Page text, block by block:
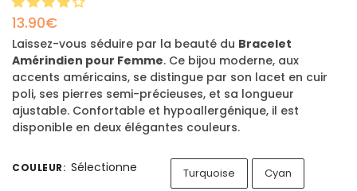
13.90€
Laissez-vous séduire par la beauté du Bracelet
Amérindien pour Femme. Ce bijou moderne, aux
accents américains, se distingue par son lacet en cuir
poli, ses pierres semi-précieuses, et sa longueur
ajustable. Confortable et hypoallergénique, il est
disponible en deux élégantes couleurs.
COULEUR: Sélectionne Turquoise
Cyan